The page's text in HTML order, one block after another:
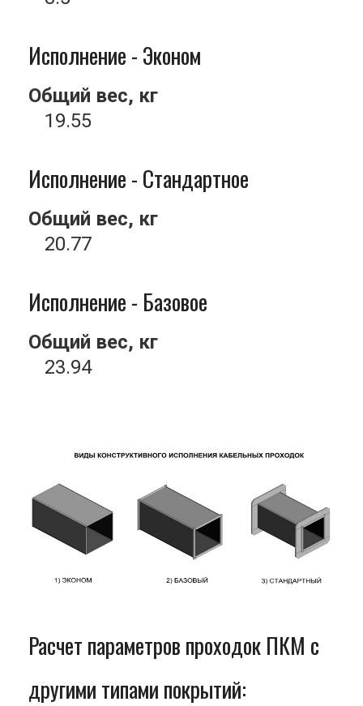
Исполнение - Эконом
Общий вес, кг
19.55
Исполнение - Стандартное
Общий вес, кг
20.77
Исполнение - Базовое
Общий вес, кг
23.94
Расчет параметров проходок ПКМ с
другими типами покрытий: